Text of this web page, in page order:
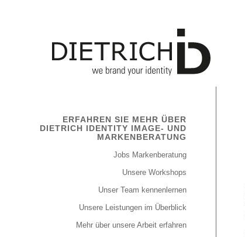
ERFAHREN SIE MEHR ÜBER
DIETRICH IDENTITY IMAGE- UND
MARKENBERATUNG
Jobs Markenberatung
Unsere Workshops
Unser Team kennenlernen
Unsere Leistungen im Überblick
Mehr über unsere Arbeit erfahren